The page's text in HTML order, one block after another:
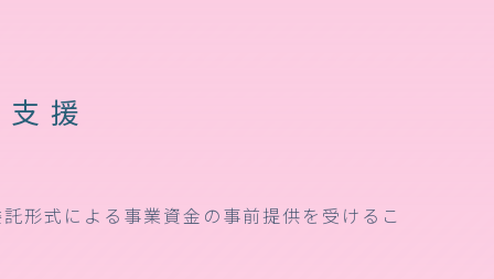
援
形式による事業資金の事前提供を受けるこ